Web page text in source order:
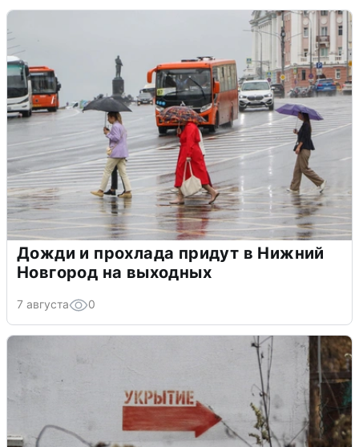
Дожди и прохлада придут в Нижний
Новгород на выходных
7 августа 0